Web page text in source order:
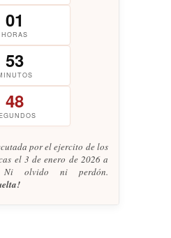
01
HORAS
53
48
por el ejercito de los
el 3 de enero de 2026 a
olvido ni perdón.